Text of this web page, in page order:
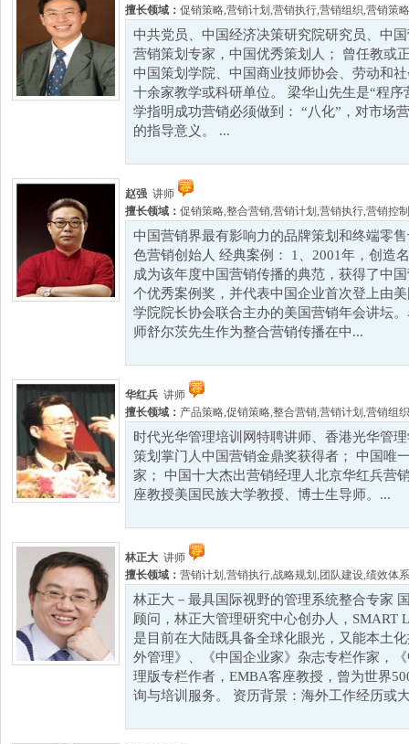
擅长领域： 促销策略,营销计划 ,营销执行,营销组织,营销策略
中共党员、中国经济决策研究院研究员、中
营销策划专家，中国优秀策划人； 曾任教或
中国策划学院、中国商业技师协会、劳动和
十余家教学或科研单位。 梁华山先生是“程
学指明成功营销必须做到： “八化”，对市场
的指导意义。 ...
赵强 讲师
擅长领域： 促销策略,整合营销,营销计划 ,营销执行,营销控制
中国营销界最有影响力的品牌策划和终端零
色营销创始人 经典案例： 1、2001年，创造
成为该年度中国营销传播的典范，获得了中
个优秀案例奖，并代表中国企业首次登上由
学院院长协会联合主办的美国营销年会讲坛
师舒尔茨先生作为整合营销传播在中...
华红兵 讲师
擅长领域： 产品策略,促销策略,整合营销,营销计划 ,营销组织
时代光华管理培训网特聘讲师、香港光华管
策划掌门人中国营销金鼎奖获得者； 中国唯
家； 中国十大杰出营销经理人北京华红兵营
座教授美国民族大学教授、博士生导师。...
林正大 讲师
擅长领域： 营销计划 ,营销执行,战略规划 , 团队建设,绩效体
林正大－最具国际视野的管理系统整合专家
顾问，林正大管理研究中心创办人，SMART
是目前在大陆既具备全球化眼光，又能本土
外管理》、《中国企业家》杂志专栏作家，
理版专栏作者，EMBA客座教授，曾为世界
询与培训服务。 资历背景：海外工作经历或